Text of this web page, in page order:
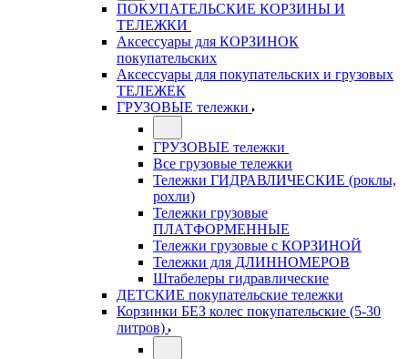
ПОКУПАТЕЛЬСКИЕ КОРЗИНЫ И
ТЕЛЕЖКИ
Аксессуары для КОРЗИНОК
покупательских
Аксессуары для покупательских и грузовых
ТЕЛЕЖЕК
ГРУЗОВЫЕ тележки
ГРУЗОВЫЕ тележки
Все грузовые тележки
Тележки ГИДРАВЛИЧЕСКИЕ (роклы,
рохли)
Тележки грузовые
ПЛАТФОРМЕННЫЕ
Тележки грузовые с КОРЗИНОЙ
Тележки для ДЛИННОМЕРОВ
Штабелеры гидравлические
ДЕТСКИЕ покупательские тележки
Корзинки БЕЗ колес покупательские (5-30
литров)